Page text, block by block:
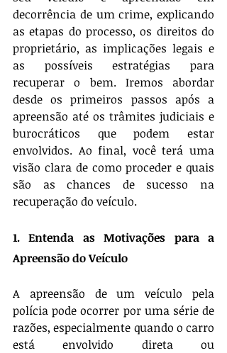
decorrência de um crime, explicando
as etapas do processo, os direitos do
proprietário, as implicações legais e
as possíveis estratégias para
recuperar o bem. Iremos abordar
desde os primeiros passos após a
apreensão até os trâmites judiciais e
burocráticos que podem estar
envolvidos. Ao final, você terá uma
visão clara de como proceder e quais
são as chances de sucesso na
recuperação do veículo.
1. Entenda as Motivações para a
Apreensão do Veículo
A apreensão de um veículo pela
polícia pode ocorrer por uma série de
razões, especialmente quando o carro
está envolvido direta ou